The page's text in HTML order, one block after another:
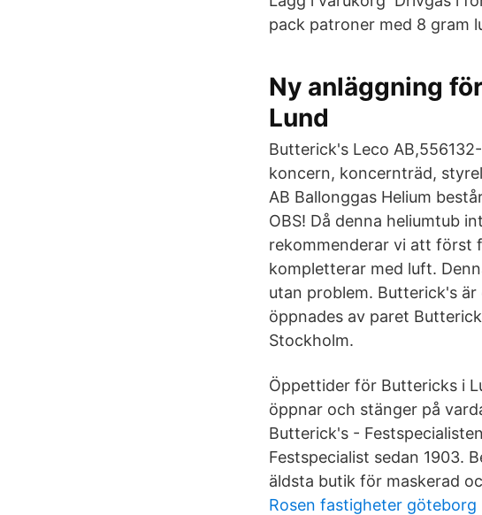
pack patroner med 8 gram
Ny anläggning
Lund
Butterick's Leco
koncern, koncernträd,
AB Ballonggas Helium
OBS! Då denna heliumtub
rekommenderar vi att först
kompletterar med luft.
utan problem. Butterick's
öppnades av paret
Stockholm.
Öppettider för Buttericks i
öppnar och stänger på
Butterick's -
Festspecialist sedan 1903.
äldsta butik för maskerad
Rosen fastigheter göteborg